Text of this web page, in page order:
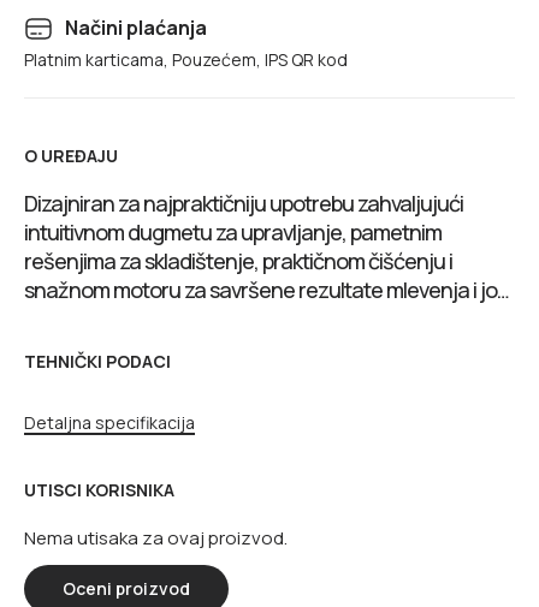
Načini plaćanja
Platnim karticama, Pouzećem, IPS QR kod
O UREĐAJU
Dizajniran za najpraktičniju upotrebu zahvaljujući
intuitivnom dugmetu za upravljanje, pametnim
rešenjima za skladištenje, praktičnom čišćenju i
snažnom motoru za savršene rezultate mlevenja i još
TEHNIČKI PODACI
Detaljna specifikacija
UTISCI KORISNIKA
Nema utisaka za ovaj proizvod.
Oceni proizvod